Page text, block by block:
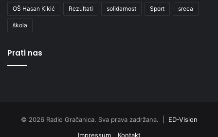
OŠ Hasan Kikić Rezultati solidarnost Sport sreca
škola
Prati nas
© 2026 Radio Gračanica. Sva prava zadržana. | ED-Vision
Impressum
Kontakt